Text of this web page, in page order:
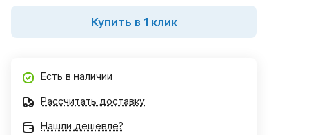
Купить в 1 клик
Есть в наличии
Рассчитать доставку
Нашли дешевле?